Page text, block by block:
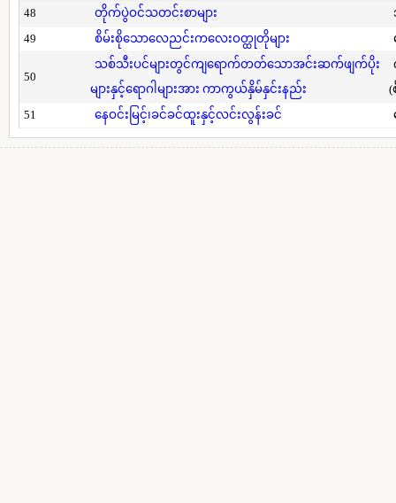
48 တိုက်ပွဲဝင်သတင်းစာများ
49
စိမ်းစိုသောလေညင်းကလေးဝတ္ထုတိုများ
50
သစ်သီးပင်များတွင်ကျရောက်တတ်သောအင်းဆက်ဖျက်ပိုး
များနှင့်ရောဂါများအား ကာကွယ်နှိမ်နှင်းနည်း
(
51
နေဝင်းမြင့်၊ခင်ခင်ထူးနှင့်လင်းလွန်းခင်